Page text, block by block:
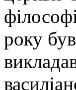
року